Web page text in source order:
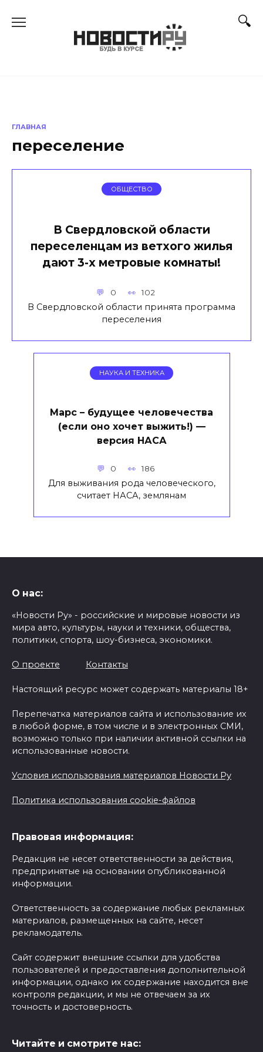
ГЛАВНАЯ
переселение
ОБЩЕСТВО
В Свердловской области
переселенцам из ветхого жилья
дают 3-х метровые комнаты!
0 102
В Свердловской области принята программа
переселения
НАУКА И ТЕХНИКА
Марс – будущее человечества
(если оно хочет выжить!) —
версия НАСА
0 186
Для выживания рода человеческого,
считает НАСА, землянам
О нас:
«Новости Ру» - российские и мировые новости из
мира авто, культуры, науки и техники, общества,
политики, спорта, шоу-бизнеса, экономики.
О проекте Контакты
Настоящий ресурс может содержать материалы 18+
Перепечатка материалов сайта и использование их
в любой форме, в том числе и в электронных СМИ,
возможно только при наличии активной ссылки на
использованные новости.
Условия использования материалов Новости Ру
Политика использования cookie-файлов
Правовая информация:
Редакция не несет ответственности за действия,
предпринятые на основании опубликованной
информации.
Ответственность за содержание любых рекламных
материалов, размещенных на сайте, несет
рекламодатель.
Сайт содержит внешние ссылки для удобства
пользователей и предоставления дополнительной
информации, однако их содержание находится вне
контроля редакции, и мы не отвечаем за их
точность и достоверность.
Читайте и смотрите нас: